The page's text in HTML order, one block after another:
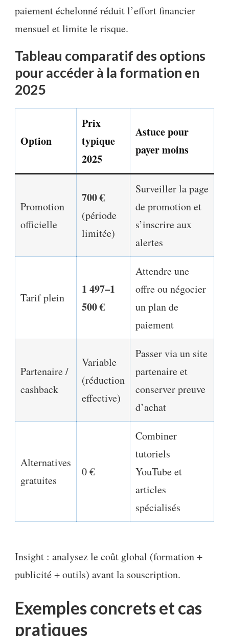
paiement échelonné réduit l’effort financier
mensuel et limite le risque.
Tableau comparatif des options
pour accéder à la formation en
2025
Option
Prix
typique
2025
Astuce pour
payer moins
Promotion
officielle
700 €
(période
limitée)
Surveiller la page
de promotion et
s’inscrire aux
alertes
Tarif plein
1 497–1
500 €
Attendre une
offre ou négocier
un plan de
paiement
Partenaire /
cashback
Variable
(réduction
effective)
Passer via un site
partenaire et
conserver preuve
d’achat
Alternatives
gratuites
0 €
Combiner
tutoriels
YouTube et
articles
spécialisés
Insight : analysez le coût global (formation +
publicité + outils) avant la souscription.
Exemples concrets et cas
pratiques